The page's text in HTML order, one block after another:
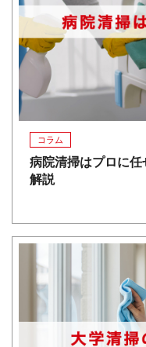
コラム
病院清掃はプロに
解説